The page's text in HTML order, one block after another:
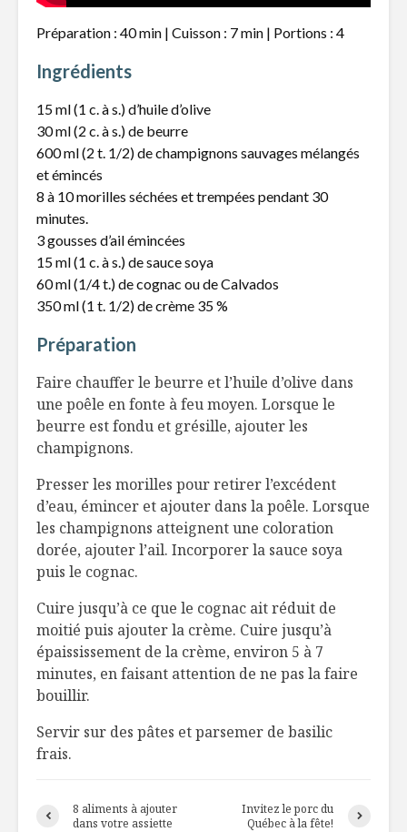
Préparation : 40 min | Cuisson : 7 min | Portions : 4
Ingrédients
15 ml (1 c. à s.) d’huile d’olive
30 ml (2 c. à s.) de beurre
600 ml (2 t. 1/2) de champignons sauvages mélangés
et émincés
8 à 10 morilles séchées et trempées pendant 30
minutes.
3 gousses d’ail émincées
15 ml (1 c. à s.) de sauce soya
60 ml (1/4 t.) de cognac ou de Calvados
350 ml (1 t. 1/2) de crème 35 %
Préparation
Faire chauffer le beurre et l’huile d’olive dans
une poêle en fonte à feu moyen. Lorsque le
beurre est fondu et grésille, ajouter les
champignons.
Presser les morilles pour retirer l’excédent
d’eau, émincer et ajouter dans la poêle. Lorsque
les champignons atteignent une coloration
dorée, ajouter l’ail. Incorporer la sauce soya
puis le cognac.
Cuire jusqu’à ce que le cognac ait réduit de
moitié puis ajouter la crème. Cuire jusqu’à
épaississement de la crème, environ 5 à 7
minutes, en faisant attention de ne pas la faire
bouillir.
Servir sur des pâtes et parsemer de basilic
frais.
8 aliments à ajouter
dans votre assiette
Invitez le porc du
Québec à la fête!